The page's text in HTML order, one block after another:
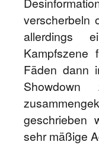
verscherbeln
allerdings
Fäden dann
geschrieben
sehr mäßige